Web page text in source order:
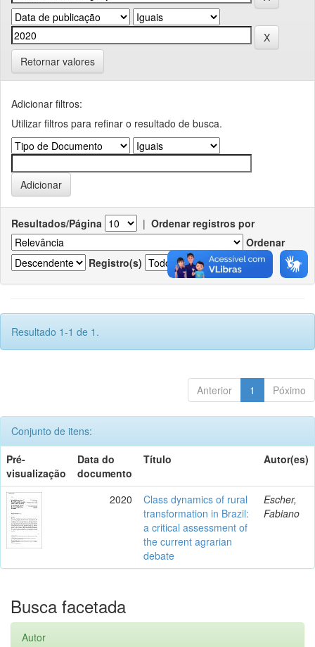
Retornar valores
Adicionar filtros:
Utilizar filtros para refinar o resultado de busca.
Resultados/Página | Ordenar registros por
Ordenar
Registro(s)
Resultado 1-1 de 1.
Anterior 1 Póximo
Conjunto de itens:
Pré-
visualização
Data do
documento
Título Autor(es)
2020
Class dynamics of rural
transformation in Brazil:
a critical assessment of
the current agrarian
debate
Escher,
Fabiano
Busca facetada
Autor